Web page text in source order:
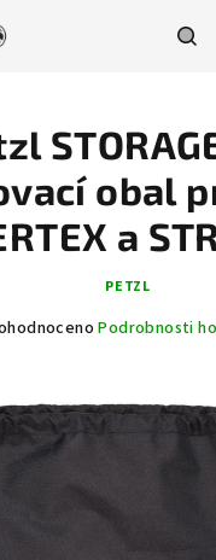
obal
a
PETZL
Podrobnosti